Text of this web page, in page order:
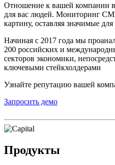
Отношение к вашей компании
для вас людей. Мониторинг
картину, оставляя значимые
Начиная с 2017 года мы
200 российских и
секторов экономики,
ключевыми стейкхолдерами
Узнайте репутацию вашей
Запросить демо
Продукты